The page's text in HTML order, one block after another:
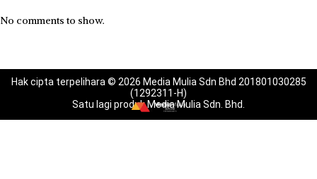
No comments to show.
Hak cipta terpelihara © 2026 Media Mulia Sdn Bhd 201801030285
(1292311-H)
Satu lagi produk Media Mulia Sdn. Bhd.